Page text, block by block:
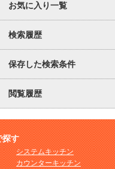
お気に入り一覧
検索履歴
保存した検索条件
閲覧履歴
探す
システムキッチン
カウンターキッチン